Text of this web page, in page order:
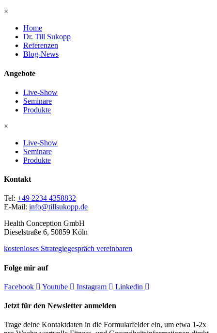
×
Home
Dr. Till Sukopp
Referenzen
Blog-News
Angebote
Live-Show
Seminare
Produkte
×
Live-Show
Seminare
Produkte
Kontakt
Tel: +49 2234 4358832
E-Mail: info@tillsukopp.de
Health Conception GmbH
Dieselstraße 6, 50859 Köln
kostenloses Strategiegespräch vereinbaren
Folge mir auf
Facebook Youtube Instagram Linkedin
Jetzt für den Newsletter anmelden
Trage deine Kontaktdaten in die Formularfelder ein, um etwa 1-2x